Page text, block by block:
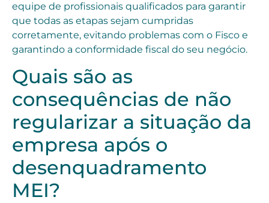
equipe de profissionais qualificados para garantir
que todas as etapas sejam cumpridas
corretamente, evitando problemas com o Fisco e
garantindo a conformidade fiscal do seu negócio.
Quais são as
consequências de não
regularizar a situação da
empresa após o
desenquadramento
MEI?